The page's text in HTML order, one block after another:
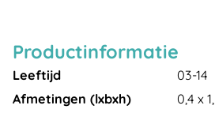
Productinformatie
Leeftijd
03-14
Afmetingen (lxbxh)
0,4 x